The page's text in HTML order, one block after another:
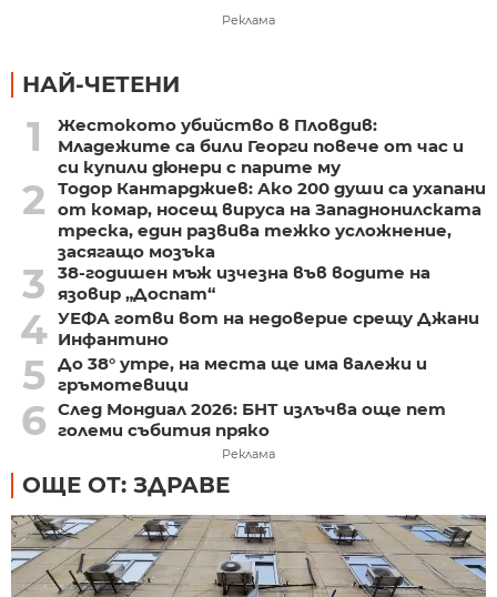
Реклама
НАЙ-ЧЕТЕНИ
1
Жестокото убийство в Пловдив:
Младежите са били Георги повече от час и
си купили дюнери с парите му
2
Тодор Кантарджиев: Ако 200 души са ухапани
от комар, носещ вируса на Западнонилската
треска, един развива тежко усложнение,
засягащо мозъка
3
38-годишен мъж изчезна във водите на
язовир „Доспат“
4 УЕФА готви вот на недоверие срещу Джани
Инфантино
5 До 38° утре, на места ще има валежи и
гръмотевици
6 След Мондиал 2026: БНТ излъчва още пет
големи събития пряко
Реклама
ОЩЕ ОТ: ЗДРАВЕ